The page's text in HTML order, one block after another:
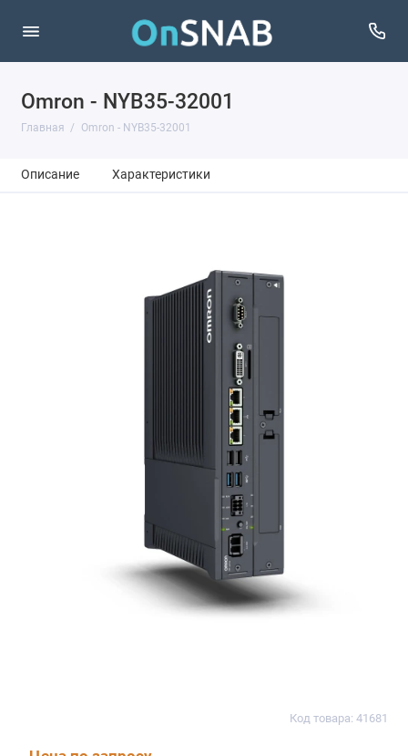
Omron - NYB35-32001
Главная Omron - NYB35-32001
Описание Характеристики
Код товара: 41681